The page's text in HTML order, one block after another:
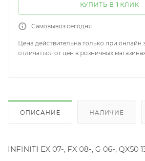
КУПИТЬ В 1 КЛИК
Самовывоз сегодня.
Цена действительна только при онлайн
отличаться от цен в розничных
ОПИСАНИЕ НАЛИЧИЕ
INFINITI EX 07-, FX 08-, G 06-, QX50